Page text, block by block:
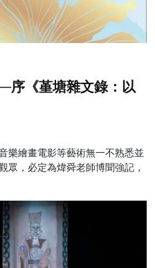
序《堇塘雜文錄：以
樂繪畫電影等藝術無一不熟悉並
眾，必定為煒舜老師博聞強記，